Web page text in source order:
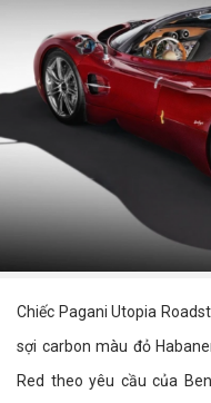
Chiếc Pagani Utopia
sợi carbon màu đỏ
Red theo yêu cầu của